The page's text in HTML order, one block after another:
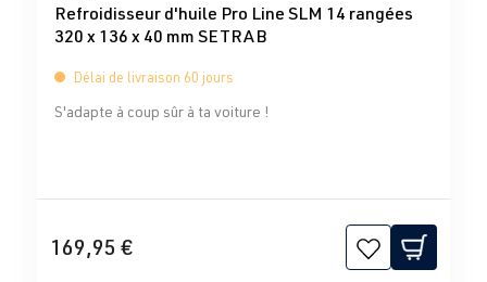
Refroidisseur d'huile Pro Line SLM 14 rangées
320 x 136 x 40 mm SETRAB
Délai de livraison 60 jours
S'adapte à coup sûr à ta voiture !
169,95 €